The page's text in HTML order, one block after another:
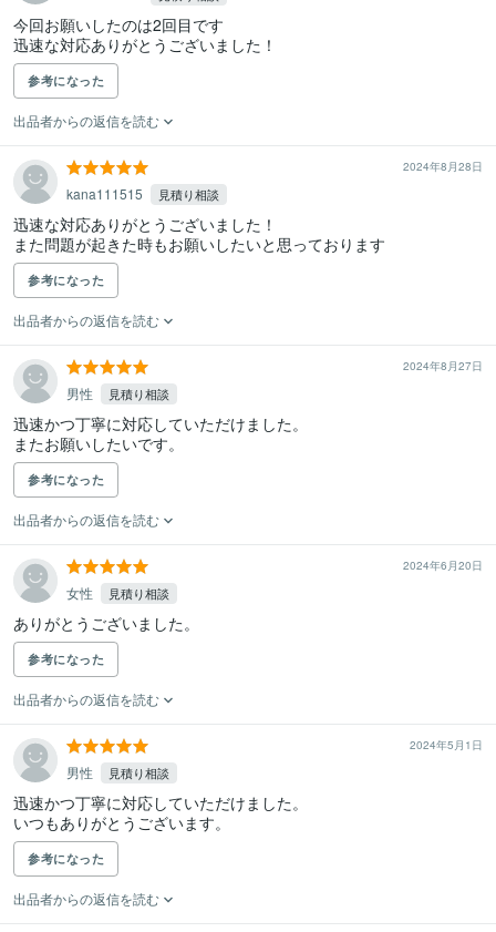
今回お願いしたのは2回目です
迅速な対応ありがとうございました！
参考になった
出品者からの返信を読む
2024年8月28日
kana111515 見積り相談
迅速な対応ありがとうございました！
また問題が起きた時もお願いしたいと思っております
参考になった
出品者からの返信を読む
2024年8月27日
男性 見積り相談
迅速かつ丁寧に対応していただけました。
またお願いしたいです。
参考になった
出品者からの返信を読む
2024年6月20日
女性 見積り相談
ありがとうございました。
参考になった
出品者からの返信を読む
2024年5月1日
男性 見積り相談
迅速かつ丁寧に対応していただけました。
いつもありがとうございます。
参考になった
出品者からの返信を読む